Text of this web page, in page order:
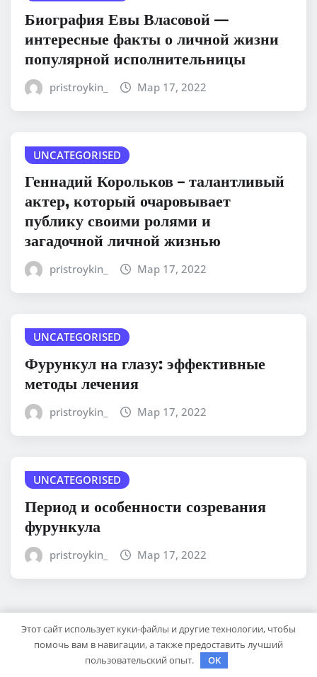
Биография Евы Власовой —
интересные факты о личной жизни
популярной исполнительницы
pristroykin_ Мар 17, 2022
UNCATEGORISED
Геннадий Корольков – талантливый
актер, который очаровывает
публику своими ролями и
загадочной личной жизнью
pristroykin_ Мар 17, 2022
UNCATEGORISED
Фурункул на глазу: эффективные
методы лечения
pristroykin_ Мар 17, 2022
UNCATEGORISED
Период и особенности созревания
фурункула
pristroykin_ Мар 17, 2022
авторизоваться
Этот сайт использует куки-файлы и другие технологии, чтобы
помочь вам в навигации, а также предоставить лучший
пользовательский опыт.
OK